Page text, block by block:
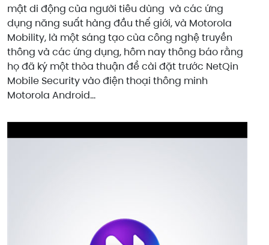
mật di động của người tiêu dùng và các ứng
dụng năng suất hàng đầu thế giới, và Motorola
Mobility, là một sáng tạo của công nghệ truyền
thông và các ứng dụng, hôm nay thông báo rằng
họ đã ký một thỏa thuận để cài đặt trước NetQin
Mobile Security vào điện thoại thông minh
Motorola Android...